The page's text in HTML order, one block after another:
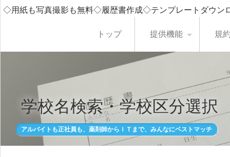
◇用紙も写真撮影も無料◇履歴書作成◇テンプレートダウ
トップ 提供機能 規
学校名検索・学校区分選択
アルバイトも正社員も、薬剤師からＩＴまで、みんなにベストマッチ